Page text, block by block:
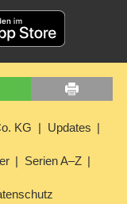
KG Updates
Serien A–Z